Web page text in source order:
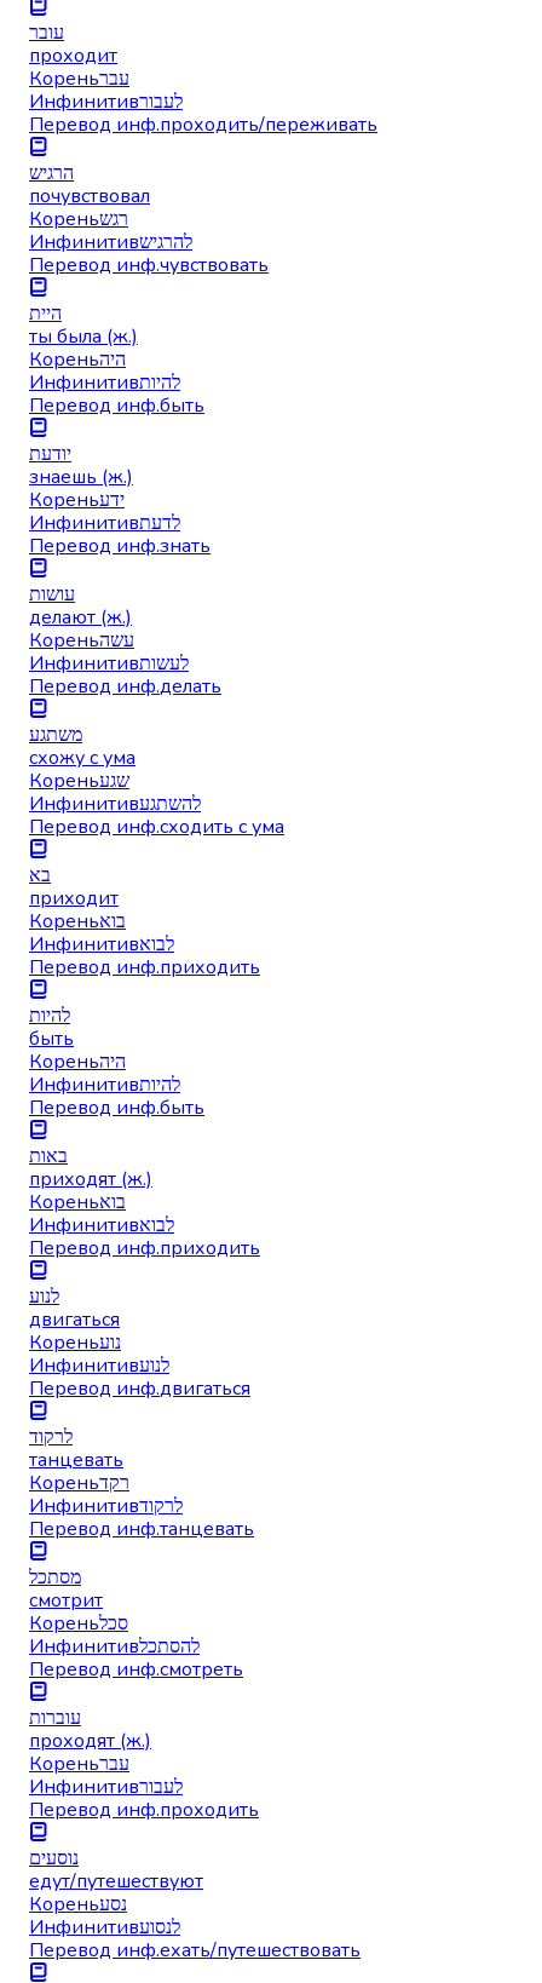
עובר
проходит
Кореньעבר
Инфинитивלעבור
Перевод инф.проходить/переживать
הרגיש
почувствовал
Кореньרגש
Инфинитивלהרגיש
Перевод инф.чувствовать
היית
ты была (ж.)
Кореньהיה
Инфинитивלהיות
Перевод инф.быть
יודעת
знаешь (ж.)
Кореньידע
Инфинитивלדעת
Перевод инф.знать
עושות
делают (ж.)
Кореньעשה
Инфинитивלעשות
Перевод инф.делать
משתגע
схожу с ума
Кореньשגע
Инфинитивלהשתגע
Перевод инф.сходить с ума
בא
приходит
Кореньבוא
Инфинитивלבוא
Перевод инф.приходить
להיות
быть
Кореньהיה
Инфинитивלהיות
Перевод инф.быть
באות
приходят (ж.)
Кореньבוא
Инфинитивלבוא
Перевод инф.приходить
לנוע
двигаться
Кореньנוע
Инфинитивלנוע
Перевод инф.двигаться
לרקוד
танцевать
Кореньרקד
Инфинитивלרקוד
Перевод инф.танцевать
מסתכל
смотрит
Кореньסכל
Инфинитивלהסתכל
Перевод инф.смотреть
עוברות
проходят (ж.)
Кореньעבר
Инфинитивלעבור
Перевод инф.проходить
נוסעים
едут/путешествуют
Кореньנסע
Инфинитивלנסוע
Перевод инф.ехать/путешествовать